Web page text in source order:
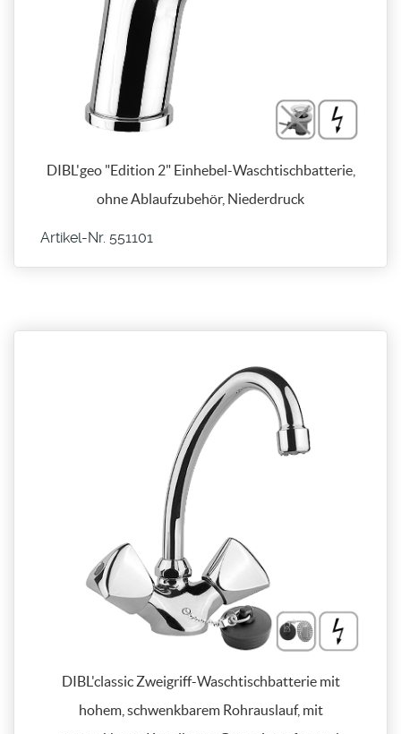
DIBL'geo "Edition 2" Einhebel-Waschtischbatterie,
ohne Ablaufzubehör, Niederdruck
Artikel-Nr. 551101
DIBL'classic Zweigriff-Waschtischbatterie mit
hohem, schwenkbarem Rohrauslauf, mit